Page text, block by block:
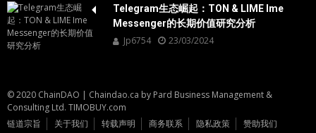
Telegram生态崛起：TON & LIME Ime
Messenger的长期价值研究分析
Jp6754 23/03/2024
© 2020 ChainDAO | Chaindao.ca by Pard Business Management &
Consulting Ltd. TIMOBUY.com
链道宗旨
关于我们 转载声明 商务联系 隐私政策 赞助我们